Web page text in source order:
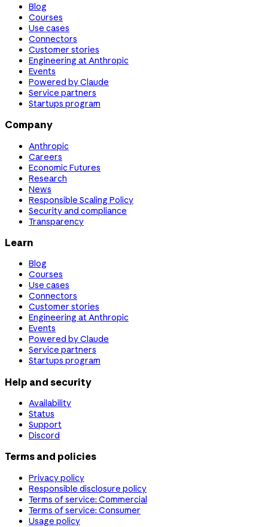
Blog
Courses
Use cases
Connectors
Customer stories
Engineering at Anthropic
Events
Powered by Claude
Service partners
Startups program
Company
Anthropic
Careers
Economic Futures
Research
News
Responsible Scaling Policy
Security and compliance
Transparency
Learn
Blog
Courses
Use cases
Connectors
Customer stories
Engineering at Anthropic
Events
Powered by Claude
Service partners
Startups program
Help and security
Availability
Status
Support
Discord
Terms and policies
Privacy policy
Responsible disclosure policy
Terms of service: Commercial
Terms of service: Consumer
Usage policy